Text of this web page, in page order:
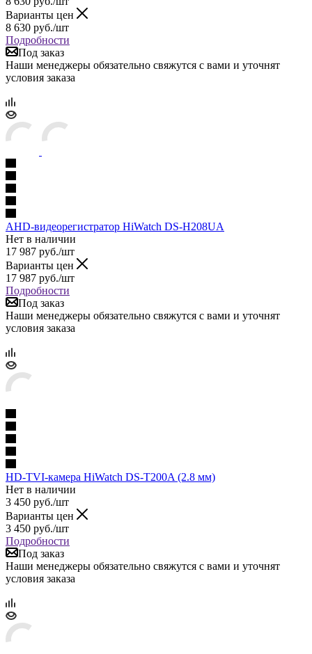
Варианты цен
8 630 руб./шт
Подробности
Под заказ
Наши менеджеры обязательно свяжутся с вами и уточнят
условия заказа
AHD-видеорегистратор HiWatch DS-H208UA
Нет в наличии
17 987 руб./шт
Варианты цен
17 987 руб./шт
Подробности
Под заказ
Наши менеджеры обязательно свяжутся с вами и уточнят
условия заказа
HD-TVI-камера HiWatch DS-T200A (2.8 мм)
Нет в наличии
3 450 руб./шт
Варианты цен
3 450 руб./шт
Подробности
Под заказ
Наши менеджеры обязательно свяжутся с вами и уточнят
условия заказа